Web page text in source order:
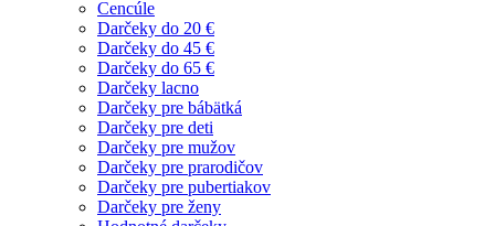
Cencúle
Darčeky do 20 €
Darčeky do 45 €
Darčeky do 65 €
Darčeky lacno
Darčeky pre bábätká
Darčeky pre deti
Darčeky pre mužov
Darčeky pre prarodičov
Darčeky pre pubertiakov
Darčeky pre ženy